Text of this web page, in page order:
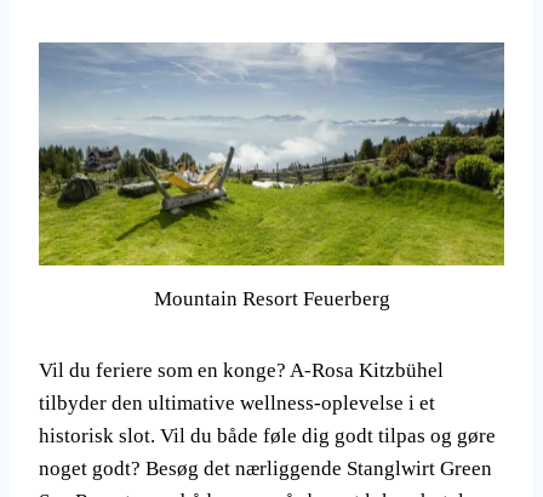
Mountain Resort Feuerberg
Vil du feriere som en konge? A-Rosa Kitzbühel
tilbyder den ultimative wellness-oplevelse i et
historisk slot. Vil du både føle dig godt tilpas og gøre
noget godt? Besøg det nærliggende Stanglwirt Green